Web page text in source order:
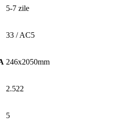
5-7 zile
33 / AC5
246x2050mm
2.522
5